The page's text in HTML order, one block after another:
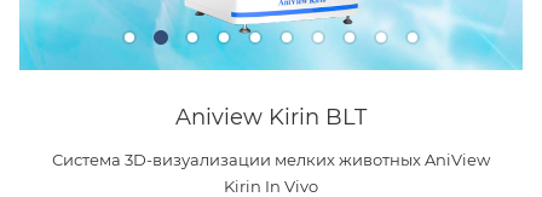
Aniview Kirin BLT
Система 3D-визуализации мелких животных AniView
Kirin In Vivo